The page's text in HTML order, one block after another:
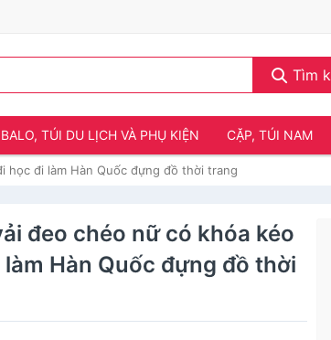
Tìm
BALO, TÚI DU LỊCH VÀ PHỤ KIỆN CẶP, TÚI NAM
học đi làm Hàn Quốc đựng đồ thời trang
đeo chéo nữ có khóa kéo
Hàn Quốc đựng đồ thời